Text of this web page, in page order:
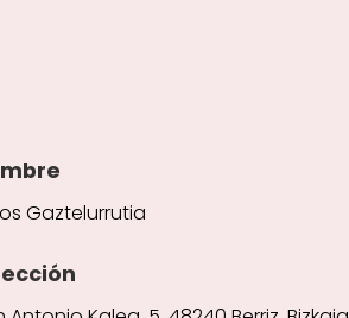
Gaztelurrutia